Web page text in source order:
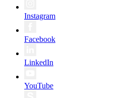
Instagram
Facebook
LinkedIn
YouTube